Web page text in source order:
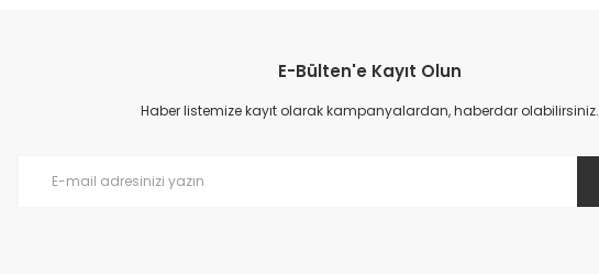
Ürün resmi kalitesiz, bozuk veya görüntülenemiyor.
Ürün açıklamasında eksik bilgiler bulunuyor.
E-Bülten'e Kayıt Olun
Haber listemize kayıt olarak kampanyalardan, haberdar olabilirsiniz.